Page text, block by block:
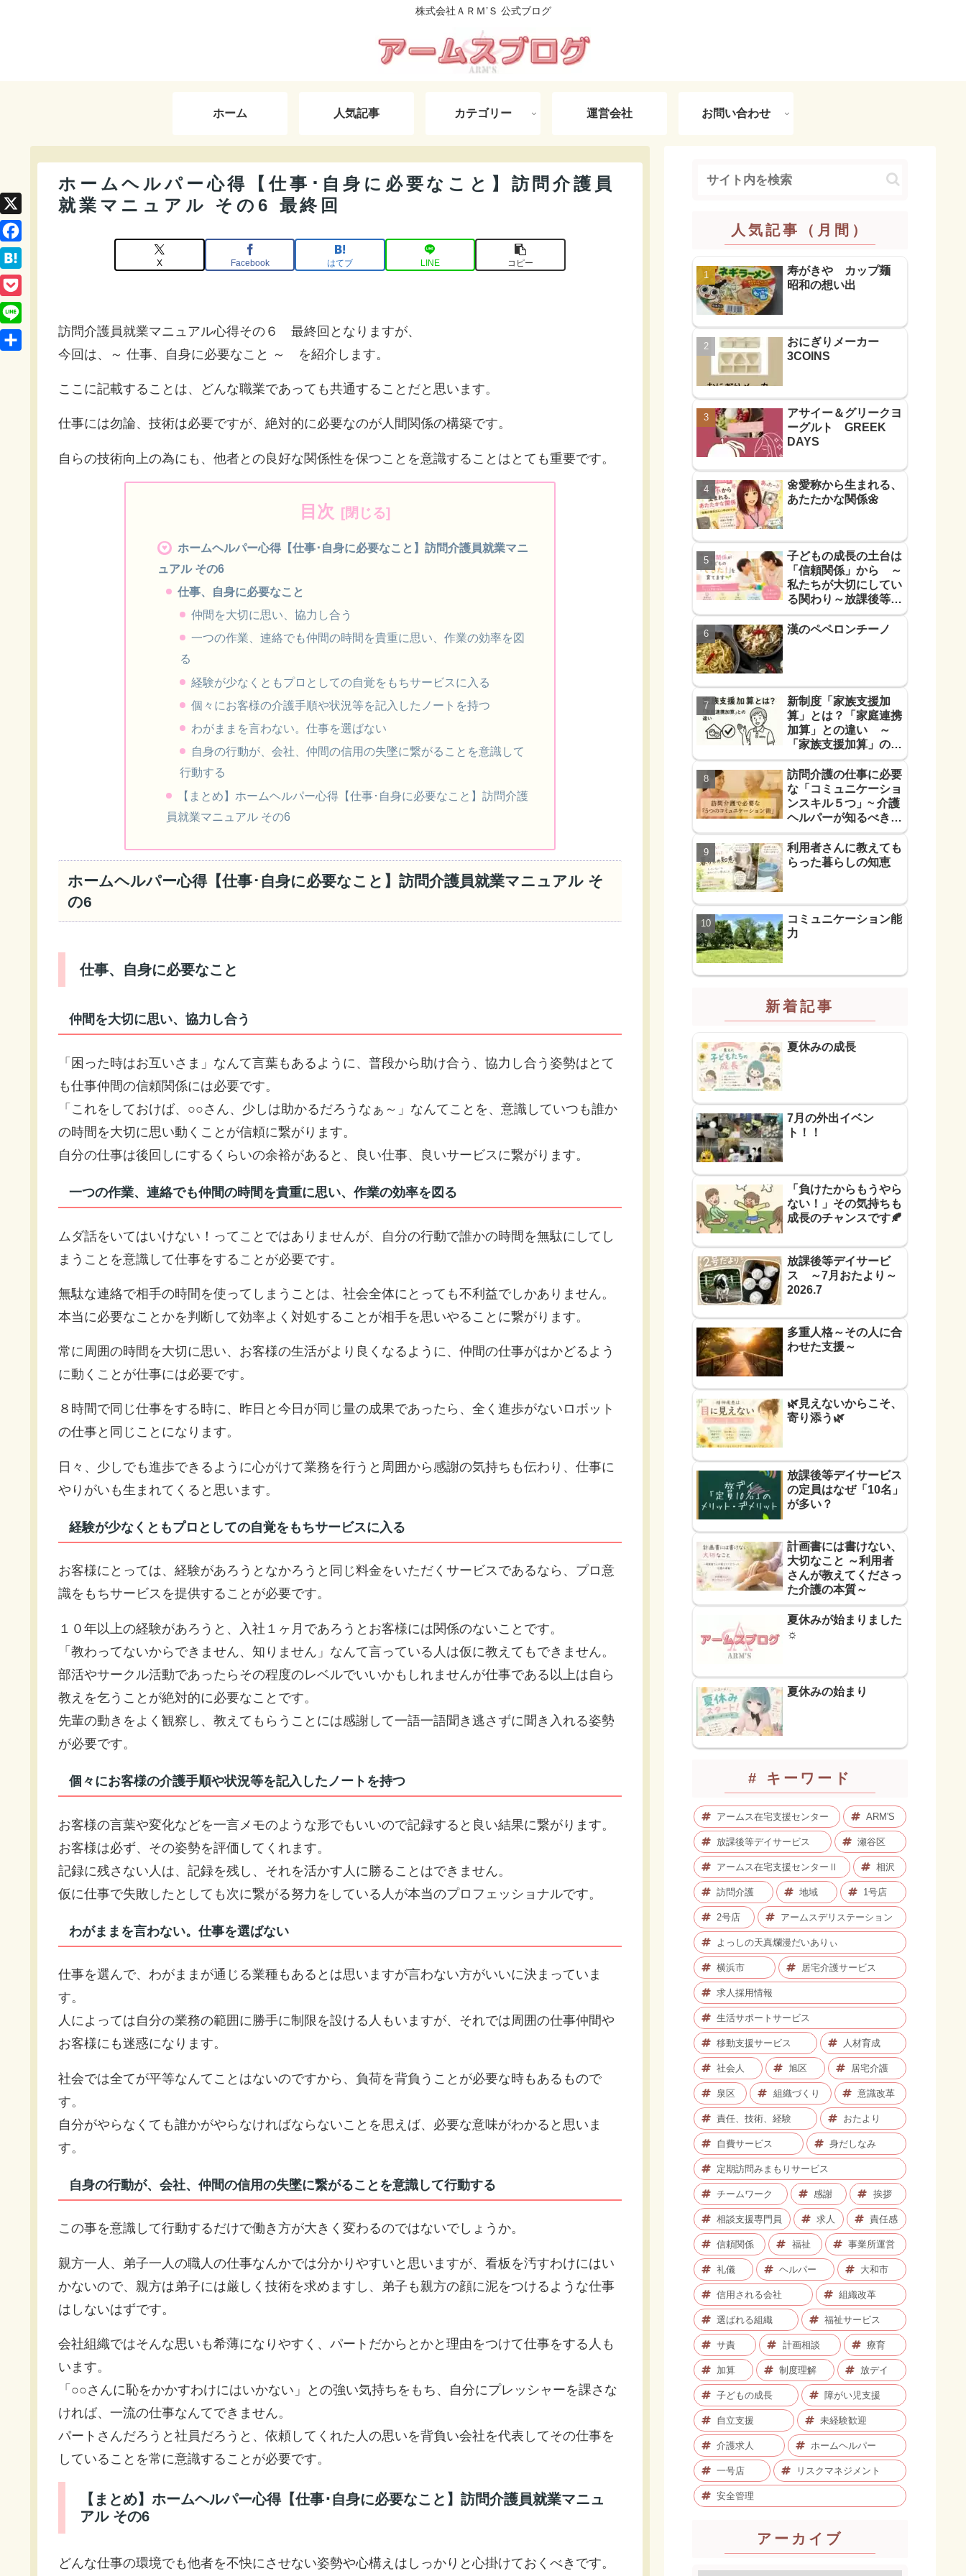
株式会社ＡＲＭ’Ｓ 公式ブログ
ホーム 人気記事 カテゴリー 運営会社 お問い合わせ
ホームヘルパー心得【仕事･自身に必要なこと】訪問介護員
就業マニュアル その6 最終回
X Facebook はてブ LINE コピー
訪問介護員就業マニュアル心得その６ 最終回となりますが、
今回は、～ 仕事、自身に必要なこと ～ を紹介します。
ここに記載することは、どんな職業であっても共通することだと思います。
仕事には勿論、技術は必要ですが、絶対的に必要なのが人間関係の構築です。
自らの技術向上の為にも、他者との良好な関係性を保つことを意識することはとても重要です。
目次
ホームヘルパー心得【仕事･自身に必要なこと】訪問介護員就業マニ
ュアル その6
仕事、自身に必要なこと
仲間を大切に思い、協力し合う
一つの作業、連絡でも仲間の時間を貴重に思い、作業の効率を図
る
経験が少なくともプロとしての自覚をもちサービスに入る
個々にお客様の介護手順や状況等を記入したノートを持つ
わがままを言わない。仕事を選ばない
自身の行動が、会社、仲間の信用の失墜に繋がることを意識して
行動する
【まとめ】ホームヘルパー心得【仕事･自身に必要なこと】訪問介護
員就業マニュアル その6
ホームヘルパー心得【仕事･自身に必要なこと】訪問介護員就業マニュアル そ
の6
仕事、自身に必要なこと
仲間を大切に思い、協力し合う
「困った時はお互いさま」なんて言葉もあるように、普段から助け合う、協力し合う姿勢はとて
も仕事仲間の信頼関係には必要です。
「これをしておけば、○○さん、少しは助かるだろうなぁ～」なんてことを、意識していつも誰か
の時間を大切に思い動くことが信頼に繋がります。
自分の仕事は後回しにするくらいの余裕があると、良い仕事、良いサービスに繋がります。
一つの作業、連絡でも仲間の時間を貴重に思い、作業の効率を図る
ムダ話をいてはいけない！ってことではありませんが、自分の行動で誰かの時間を無駄にしてし
まうことを意識して仕事をすることが必要です。
無駄な連絡で相手の時間を使ってしまうことは、社会全体にとっても不利益でしかありません。
本当に必要なことかを判断して効率よく対処することが相手を思いやることに繋がります。
常に周囲の時間を大切に思い、お客様の生活がより良くなるように、仲間の仕事がはかどるよう
に動くことが仕事には必要です。
８時間で同じ仕事をする時に、昨日と今日が同じ量の成果であったら、全く進歩がないロボット
の仕事と同じことになります。
日々、少しでも進歩できるように心がけて業務を行うと周囲から感謝の気持ちも伝わり、仕事に
やりがいも生まれてくると思います。
経験が少なくともプロとしての自覚をもちサービスに入る
お客様にとっては、経験があろうとなかろうと同じ料金をいただくサービスであるなら、プロ意
識をもちサービスを提供することが必要です。
１０年以上の経験があろうと、入社１ヶ月であろうとお客様には関係のないことです。
「教わってないからできません、知りません」なんて言っている人は仮に教えてもできません。
部活やサークル活動であったらその程度のレベルでいいかもしれませんが仕事である以上は自ら
教えを乞うことが絶対的に必要なことです。
先輩の動きをよく観察し、教えてもらうことには感謝して一語一語聞き逃さずに聞き入れる姿勢
が必要です。
個々にお客様の介護手順や状況等を記入したノートを持つ
お客様の言葉や変化などを一言メモのような形でもいいので記録すると良い結果に繋がります。
お客様は必ず、その姿勢を評価してくれます。
記録に残さない人は、記録を残し、それを活かす人に勝ることはできません。
仮に仕事で失敗したとしても次に繋がる努力をしている人が本当のプロフェッショナルです。
わがままを言わない。仕事を選ばない
仕事を選んで、わがままが通じる業種もあるとは思いますが言わない方がいいに決まっていま
す。
人によっては自分の業務の範囲に勝手に制限を設ける人もいますが、それでは周囲の仕事仲間や
お客様にも迷惑になります。
社会では全てが平等なんてことはないのですから、負荷を背負うことが必要な時もあるもので
す。
自分がやらなくても誰かがやらなければならないことを思えば、必要な意味がわかると思いま
す。
自身の行動が、会社、仲間の信用の失墜に繋がることを意識して行動する
この事を意識して行動するだけで働き方が大きく変わるのではないでしょうか。
親方一人、弟子一人の職人の仕事なんかでは分かりやすいと思いますが、看板を汚すわけにはい
かないので、親方は弟子には厳しく技術を求めますし、弟子も親方の顔に泥をつけるような仕事
はしないはずです。
会社組織ではそんな思いも希薄になりやすく、パートだからとかと理由をつけて仕事をする人も
います。
「○○さんに恥をかかすわけにはいかない」との強い気持ちをもち、自分にプレッシャーを課さな
ければ、一流の仕事なんてできません。
パートさんだろうと社員だろうと、依頼してくれた人の思いを背負い会社を代表してその仕事を
していることを常に意識することが必要です。
【まとめ】ホームヘルパー心得【仕事･自身に必要なこと】訪問介護員就業マニュ
アル その6
どんな仕事の環境でも他者を不快にさせない姿勢や心構えはしっかりと心掛けておくべきです。
X
F
a
c
e
b
H
a
t
e
P
o
c
L
人気記事（月間）
寿がきや カップ麺
昭和の想い出
おにぎりメーカー
3COINS
アサイー＆グリークヨ
ーグルト GREEK
DAYS
🌼愛称から生まれる、
あたたかな関係🌼
子どもの成長の土台は
「信頼関係」から ～
私たちが大切にしてい
る関わり～放課後等デ
イサービス
漢のペペロンチーノ
新制度「家族支援加
算」とは？「家庭連携
加算」との違い ～
「家族支援加算」の算
定要件と支援方法！を
解説します～
訪問介護の仕事に必要
な「コミュニケーショ
ンスキル５つ」~ 介護
ヘルパーが知るべき
「信頼に必要なコミュ
力５つ」~
利用者さんに教えても
らった暮らしの知恵
コミュニケーション能
力
新着記事
夏休みの成長
7月の外出イベン
ト！！
「負けたからもうやら
ない！」その気持ちも
成長のチャンスです🍂
放課後等デイサービ
ス ～7月おたより～
2026.7
多重人格～その人に合
わせた支援～
🌿見えないからこそ、
寄り添う🌿
放課後等デイサービス
の定員はなぜ「10名」
が多い？
計画書には書けない、
大切なこと ～利用者
さんが教えてくださっ
た介護の本質～
夏休みが始まりました
☼
夏休みの始まり
# キーワード
アームス在宅支援センター ARM'S
放課後等デイサービス 瀬谷区
アームス在宅支援センターⅡ 相沢
訪問介護 地域 1号店
2号店 アームスデリステーション
よっしの天真爛漫だいありぃ
横浜市 居宅介護サービス
求人採用情報
生活サポートサービス
移動支援サービス 人材育成
社会人 旭区 居宅介護
泉区 組織づくり 意識改革
責任、技術、経験 おたより
自費サービス 身だしなみ
定期訪問みまもりサービス
チームワーク 感謝 挨拶
相談支援専門員 求人 責任感
信頼関係 福祉 事業所運営
礼儀 ヘルパー 大和市
信用される会社 組織改革
選ばれる組織 福祉サービス
サ責 計画相談 療育
加算 制度理解 放デイ
子どもの成長 障がい児支援
自立支援 未経験歓迎
介護求人 ホームヘルパー
一号店 リスクマネジメント
安全管理
アーカイブ